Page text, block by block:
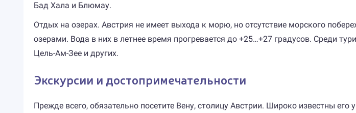
Бад Хала и Блюмау.
Отдых на озерах. Австрия не имеет выхода к морю, но отсутствие морского
озерами. Вода в них в летнее время прогревается до +25…+27 градусов. Среди
Цель-Ам-Зее и других.
Экскурсии и достопримечательности
Прежде всего, обязательно посетите Вену, столицу Австрии. Широко известны